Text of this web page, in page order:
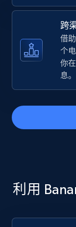
TikTok Shop
URL, Title,
price, Final
5.4K+
Amazon
Seller id, URL,
跨
借
个
你
息。
利用